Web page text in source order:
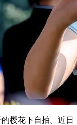
花下自拍。近日